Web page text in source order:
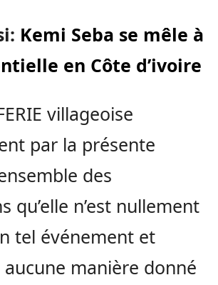
Kemi Seba se mêle à
en Côte d’ivoire
villageoise
par la présente
des
qu’elle n’est nullement
tel événement et
aucune manière donné